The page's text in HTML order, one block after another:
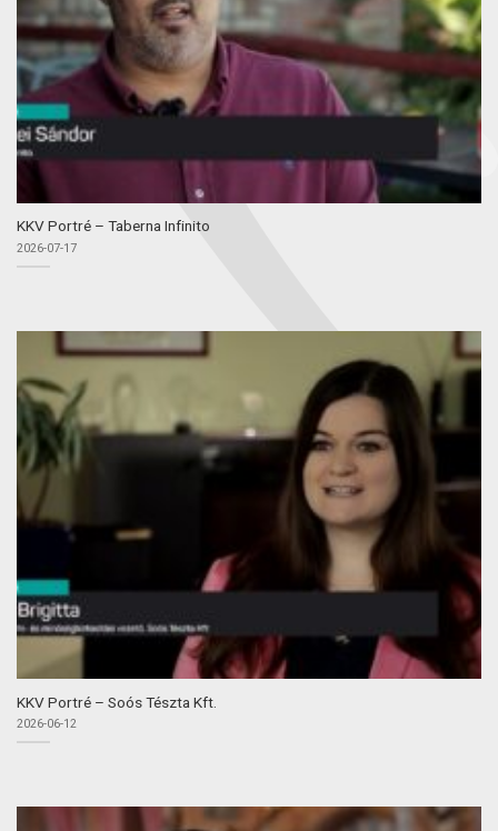
KKV Portré – Taberna Infinito
2026-07-17
KKV Portré – Soós Tészta Kft.
2026-06-12